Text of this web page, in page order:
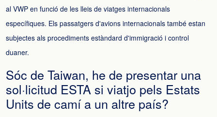
al VWP en funció de les lleis de viatges internacionals
específiques. Els passatgers d'avions internacionals també estan
subjectes als procediments estàndard d'immigració i control
duaner.
Sóc de Taiwan, he de presentar una
sol·licitud ESTA si viatjo pels Estats
Units de camí a un altre país?